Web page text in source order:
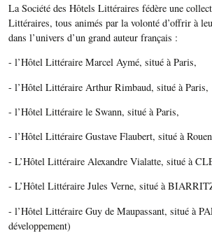
La Société des Hôtels Littéraires fédère une
Littéraires, tous animés par la volonté d’offrir à
dans l’univers d’un grand auteur français :
- l’Hôtel Littéraire Marcel Aymé, situé à Paris,
- l’Hôtel Littéraire Arthur Rimbaud, situé à Paris,
- l’Hôtel Littéraire le Swann, situé à Paris,
- l’Hôtel Littéraire Gustave Flaubert, situé à
- L’Hôtel Littéraire Alexandre Vialatte, situé à
- L’Hôtel Littéraire Jules Verne, situé à
- l’Hôtel Littéraire Guy de Maupassant, situé à
développement)